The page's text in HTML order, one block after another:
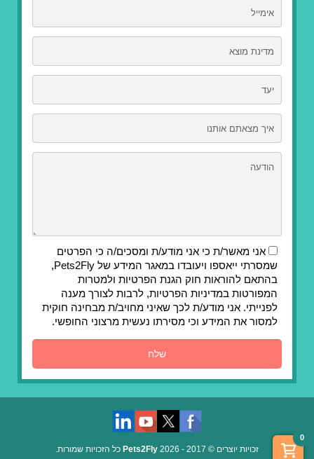
אני מאשר/ת כי אני מודע/ת ומסכים/ה כי הפרטים
שמסרתי ייאספו ויעובדו במאגר המידע של Pets2Fly,
בהתאם להוראות חוק הגנת הפרטיות ולמטרות
המפורטות במדיניות הפרטיות, לרבות לצורך מענה
לפנייתי. אני מודע/ת לכך שאיני מחויב/ת מבחינה חוקית
למסור את המידע וכי מסירתו נעשית מרצוני החופשי.
זכויות יוצרים © 2017 - 2026 Pets2Fly כל הזכויות שמורות.
0